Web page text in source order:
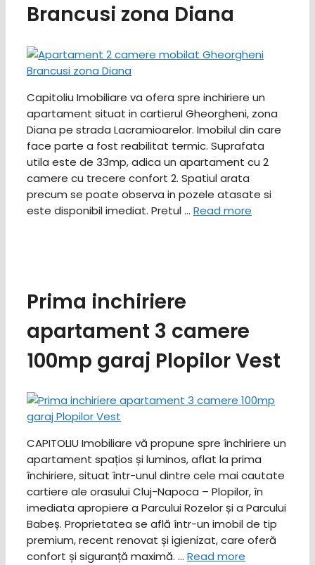
Brancusi zona Diana
Capitoliu Imobiliare va ofera spre inchiriere un
apartament situat in cartierul Gheorgheni, zona
Diana pe strada Lacramioarelor. Imobilul din care
face parte a fost reabilitat termic. Suprafata
utila este de 33mp, adica un apartament cu 2
camere cu trecere confort 2. Spatiul arata
precum se poate observa in pozele atasate si
este disponibil imediat. Pretul … Read more
Prima inchiriere
apartament 3 camere
100mp garaj Plopilor Vest
CAPITOLIU Imobiliare vă propune spre închiriere un
apartament spațios și luminos, aflat la prima
închiriere, situat într-unul dintre cele mai cautate
cartiere ale orasului Cluj-Napoca – Plopilor, în
imediata apropiere a Parcului Rozelor și a Parcului
Babeș. ​Proprietatea se află într-un imobil de tip
premium, recent renovat și igienizat, care oferă
confort și siguranță maximă. … Read more